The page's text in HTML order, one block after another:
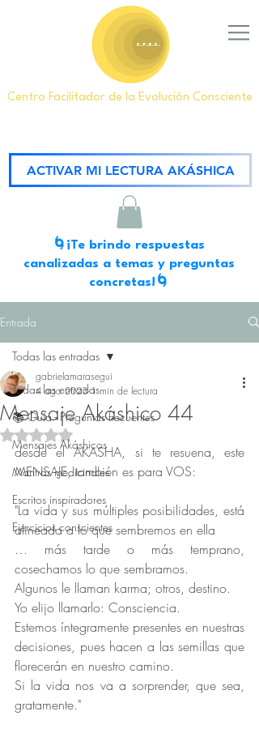
Centro Facilitador de la Evolución Consciente
ACTIVAR MI LECTURA AKÁSHICA
🌀¡Te brindo respuestas
canalizadas a temas y preguntas
concretas!🌀
Entrada
Todas las entradas
📚 Guía - Preguntas frecuentes
Mensajes Akáshicos
Mantras medicinales
Escritos inspiradores
Ejercicios conscientes
Todas las entradas
Mensaje Akáshico 44
gabrielamarasegui
4 ago 2023 1 min de lectura
Obtuvo NaN de 5 estrellas.
desde el AKASHA, si te resuena, este
MENSAJE, también es para VOS:
"La vida y sus múltiples posibilidades, está
alineada a lo que sembremos en ella
… más tarde o más temprano,
cosechamos lo que sembramos.
Algunos le llaman karma; otros, destino.
Yo elijo llamarlo: Consciencia.
Estemos íntegramente presentes en nuestras
decisiones, pues hacen a las semillas que
florecerán en nuestro camino.
Si la vida nos va a sorprender, que sea,
gratamente."